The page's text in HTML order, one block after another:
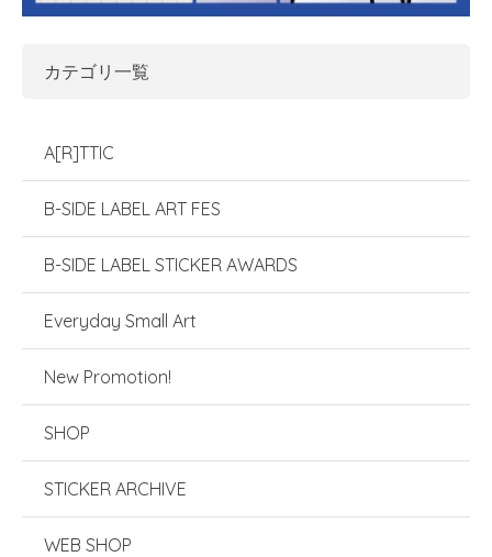
カテゴリ一覧
A[R]TTIC
B-SIDE LABEL ART FES
B-SIDE LABEL STICKER AWARDS
Everyday Small Art
New Promotion!
SHOP
STICKER ARCHIVE
WEB SHOP